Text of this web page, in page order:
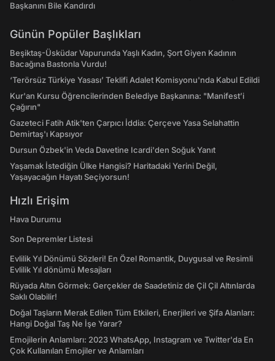
Başkanını Bile Kandırdı
Günün Popüler Başlıkları
Beşiktaş-Üsküdar Vapurunda Yaşlı Kadın, Şort Giyen Kadının
Bacağına Bastonla Vurdu!
‘Terörsüz Türkiye Yasası’ Teklifi Adalet Komisyonu'nda Kabul Edildi
Kur'an Kursu Öğrencilerinden Belediye Başkanına: "Manifest’i
Çağırın"
Gazeteci Fatih Atik'ten Çarpıcı İddia: Çerçeve Yasa Selahattin
Demirtaş'ı Kapsıyor
Dursun Özbek'in Veda Davetine Icardi'den Soğuk Yanıt
Yaşamak İstediğin Ülke Hangisi? Haritadaki Yerini Değil,
Yaşayacağın Hayatı Seçiyorsun!
Hızlı Erişim
Hava Durumu
Son Depremler Listesi
Evlilik Yıl Dönümü Sözleri! En Özel Romantik, Duygusal ve Resimli
Evlilik Yıl dönümü Mesajları
Rüyada Altın Görmek: Gerçekler de Saadetiniz de Çil Çil Altınlarda
Saklı Olabilir!
Doğal Taşların Merak Edilen Tüm Etkileri, Enerjileri ve Şifa Alanları:
Hangi Doğal Taş Ne İşe Yarar?
Emojilerin Anlamları: 2023 WhatsApp, Instagram ve Twitter'da En
Çok Kullanılan Emojiler ve Anlamları